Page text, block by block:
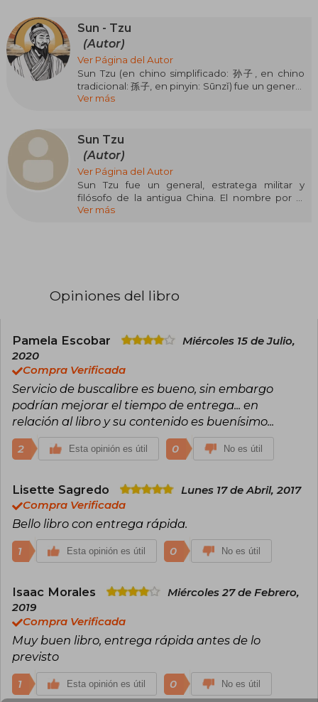
Sun - Tzu
(Autor)
Ver Página del Autor
Sun Tzu (en chino simplificado: 孙子, en chino
tradicional: 孫子, en pinyin: Sūnzǐ) fue un general,
estratega militar y filósofo de la antigua China. El
Su nombre de nacimiento era Sun Wu y fuera de
su familia era conocido por su nombre de
cortesía Changqing.
Tradicionalmente se le considera como el autor
de El arte de la guerra, un influyente tratado
sobre estrategia militar. Sun Tzu ha tenido un
Ver más
Sun Tzu
(Autor)
Ver Página del Autor
Sun Tzu fue un general, estratega militar y
filósofo de la antigua China. El nombre por el
que lo conocemos es en realidad un título
Ver más
Opiniones del libro
Pamela Escobar
Miércoles 15 de Julio,
2020
Compra Verificada
Servicio de buscalibre es bueno, sin embargo
podrían mejorar el tiempo de entrega... en
relación al libro y su contenido es buenísimo...
2 Esta opinión es útil 0 No es útil
Lisette Sagredo
Lunes 17 de Abril, 2017
Compra Verificada
Bello libro con entrega rápida.
1 Esta opinión es útil 0 No es útil
Isaac Morales
Miércoles 27 de Febrero,
2019
Compra Verificada
Muy buen libro, entrega rápida antes de lo
previsto
1 Esta opinión es útil 0 No es útil